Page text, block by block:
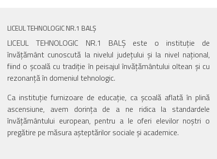
LICEUL TEHNOLOGIC NR.1 BALȘ
LICEUL TEHNOLOGIC NR.1 BALȘ este o instituție de
învățământ cunoscută la nivelul județului și la nivel național,
fiind o școală cu tradiție în peisajul învățământului oltean și cu
rezonanță în domeniul tehnologic.
Ca instituție furnizoare de educație, ca școală aflată în plină
ascensiune, avem dorința de a ne ridica la standardele
învățământului european, pentru a le oferi elevilor noștri o
pregătire pe măsura așteptărilor sociale și academice.